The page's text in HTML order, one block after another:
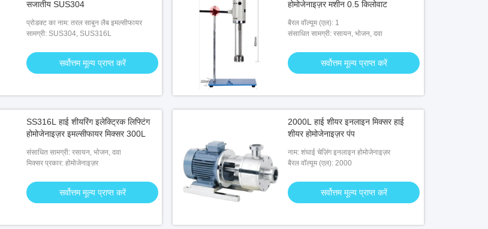
सजातीय SUS304
प्रोडक्ट का नाम: तरल साबुन लैब इमल्सीफायर
सामग्री: SUS304, SUS316L
सर्वोत्तम मूल्य प्राप्त करें
होमोजेनाइज़र मशीन 0.5 किलोवाट
बैरल वॉल्यूम (एल): 1
संसाधित सामग्री: रसायन, भोजन, दवा
सर्वोत्तम मूल्य प्राप्त करें
SS316L हाई शीयरिंग इलेक्ट्रिक लिफ्टिंग
होमोजेनाइज़र इमल्सीफायर मिक्सर 300L
संसाधित सामग्री: रसायन, भोजन, दवा
मिक्सर प्रकार: होमोजेनाइज़र
सर्वोत्तम मूल्य प्राप्त करें
2000L हाई शीयर इनलाइन मिक्सर हाई
शीयर होमोजेनाइज़र पंप
नाम: शंघाई चेज़िंग इनलाइन होमोजेनाइज़र
बैरल वॉल्यूम (एल): 2000
सर्वोत्तम मूल्य प्राप्त करें